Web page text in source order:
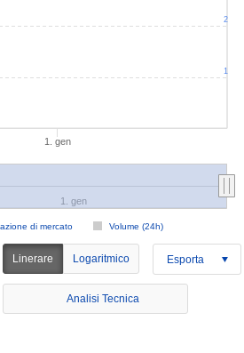
1. gen
di mercato Volume (24h)
1. gen
1
2
Linerare Logaritmico Esporta
Analisi Tecnica